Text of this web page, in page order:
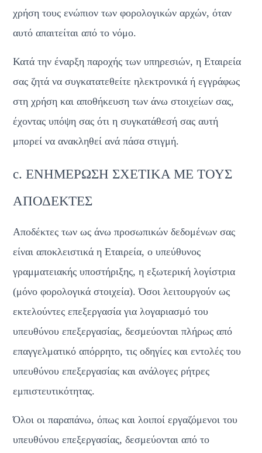
χρήση τους ενώπιον των φορολογικών αρχών, όταν
αυτό απαιτείται από το νόμο.
Κατά την έναρξη παροχής των υπηρεσιών, η Εταιρεία
σας ζητά να συγκατατεθείτε ηλεκτρονικά ή εγγράφως
στη χρήση και αποθήκευση των άνω στοιχείων σας,
έχοντας υπόψη σας ότι η συγκατάθεσή σας αυτή
μπορεί να ανακληθεί ανά πάσα στιγμή.
c. ΕΝΗΜΕΡΩΣΗ ΣΧΕΤΙΚΑ ΜΕ ΤΟΥΣ
ΑΠΟΔΕΚΤΕΣ
Αποδέκτες των ως άνω προσωπικών δεδομένων σας
είναι αποκλειστικά η Εταιρεία, ο υπεύθυνος
γραμματειακής υποστήριξης, η εξωτερική λογίστρια
(μόνο φορολογικά στοιχεία). Όσοι λειτουργούν ως
εκτελούντες επεξεργασία για λογαριασμό του
υπευθύνου επεξεργασίας, δεσμεύονται πλήρως από
επαγγελματικό απόρρητο, τις οδηγίες και εντολές του
υπευθύνου επεξεργασίας και ανάλογες ρήτρες
εμπιστευτικότητας.
Όλοι οι παραπάνω, όπως και λοιποί εργαζόμενοι του
υπευθύνου επεξεργασίας, δεσμεύονται από το